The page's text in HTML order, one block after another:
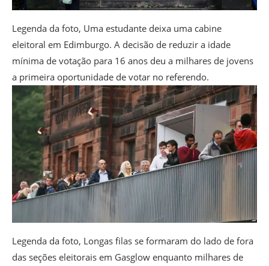
Legenda da foto, Uma estudante deixa uma cabine
eleitoral em Edimburgo. A decisão de reduzir a idade
mínima de votação para 16 anos deu a milhares de jovens
a primeira oportunidade de votar no referendo.
Legenda da foto, Longas filas se formaram do lado de fora
das seções eleitorais em Gasglow enquanto milhares de